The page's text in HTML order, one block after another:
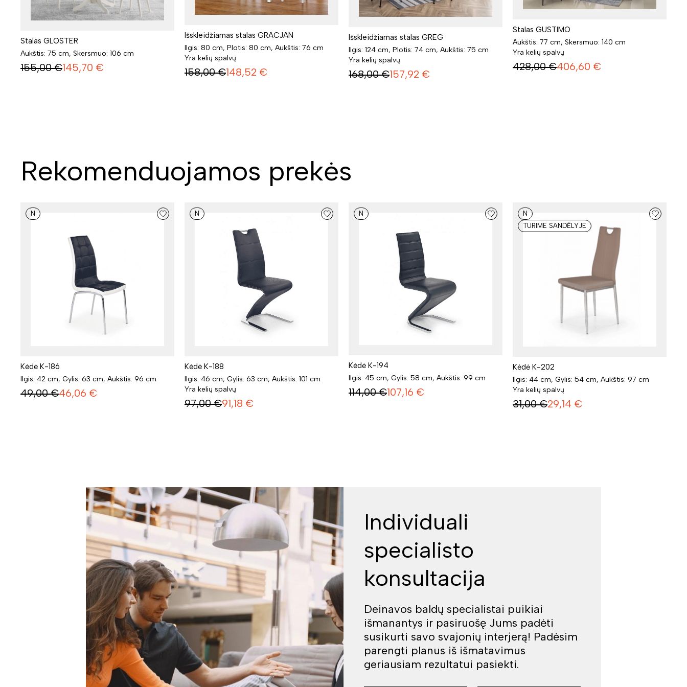
Stalas GLOSTER
Aukštis: 75 cm, Skersmuo: 106 cm
155,00 €145,70 €
Išskleidžiamas stalas GRACJAN
Ilgis: 80 cm, Plotis: 80 cm, Aukštis: 76 cm
Yra kelių spalvų
158,00 €148,52 €
Išskleidžiamas stalas GREG
Ilgis: 124 cm, Plotis: 74 cm, Aukštis: 75 cm
Yra kelių spalvų
168,00 €157,92 €
Stalas GUSTIMO
Aukštis: 77 cm, Skersmuo: 140 cm
Yra kelių spalvų
428,00 €406,60 €
Rekomenduojamos prekės
N
Kėdė K-186
Ilgis: 42 cm, Gylis: 63 cm, Aukštis: 96 cm
49,00 €46,06 €
N
Kėdė K-188
Ilgis: 46 cm, Gylis: 63 cm, Aukštis: 101 cm
Yra kelių spalvų
97,00 €91,18 €
N
Kėdė K-194
Ilgis: 45 cm, Gylis: 58 cm, Aukštis: 99 cm
114,00 €107,16 €
N
TURIME SANDĖLYJE
Kėdė K-202
Ilgis: 44 cm, Gylis: 54 cm, Aukštis: 97 cm
Yra kelių spalvų
31,00 €29,14 €
Individuali
specialisto
konsultacija
Deinavos baldų specialistai puikiai
išmanantys ir pasiruošę Jums padėti
susikurti savo svajonių interjerą! Padėsim
parengti planus iš išmatavimus
geriausiam rezultatui pasiekti.